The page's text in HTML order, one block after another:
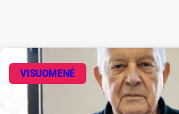
VISUOMENĖ